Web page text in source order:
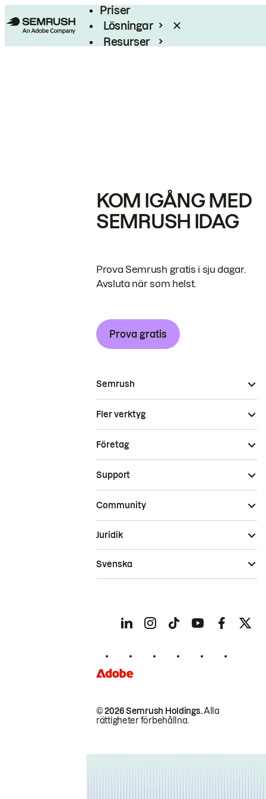
Priser
Lösningar
Resurser
KOM IGÅNG MED
SEMRUSH IDAG
Prova Semrush gratis i sju dagar.
Avsluta när som helst.
Prova gratis
Semrush
Fler verktyg
Företag
Support
Community
© 2026 Semrush Holdings.Alla
rättigheter förbehållna.
Juridik
Svenska